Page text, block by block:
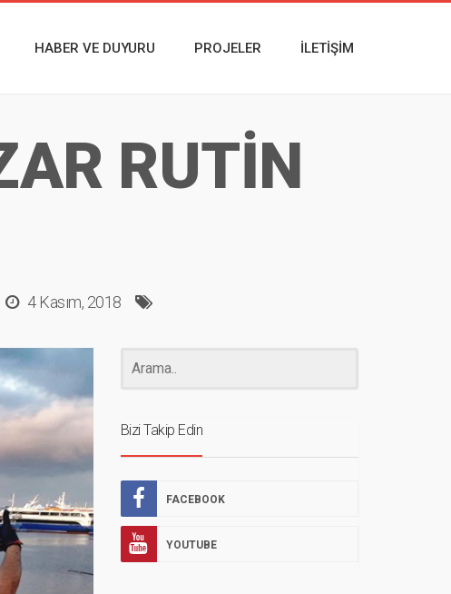
HABER VE DUYURU PROJELER İLETIŞIM
RUTİN
4 Kasım, 2018
Bizi Takip Edin
FACEBOOK
YOUTUBE